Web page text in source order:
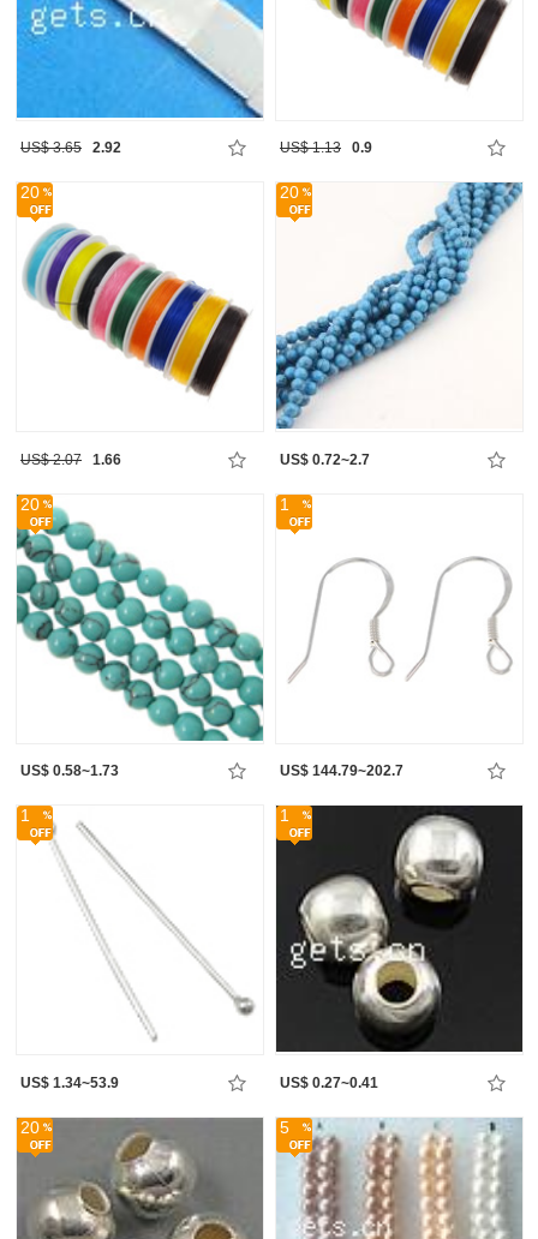
US$ 3.65 2.92 US$ 1.13 0.9
20
US$ 2.07 1.66
20
US$ 0.72~2.7
20
US$ 0.58~1.73
1
US$ 144.79~202.7
1
US$ 1.34~53.9
1
US$ 0.27~0.41
20 5